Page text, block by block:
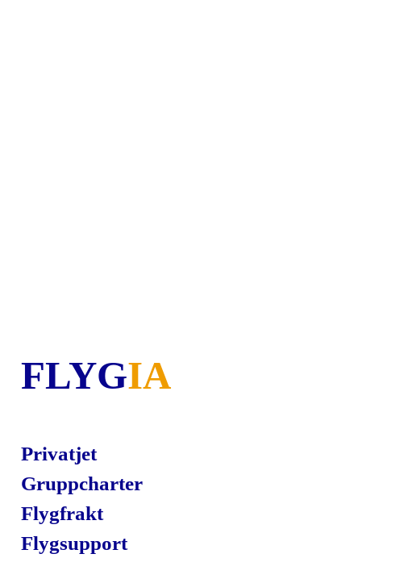
FLYGIA
Privatjet
Gruppcharter
Flygfrakt
Flygsupport